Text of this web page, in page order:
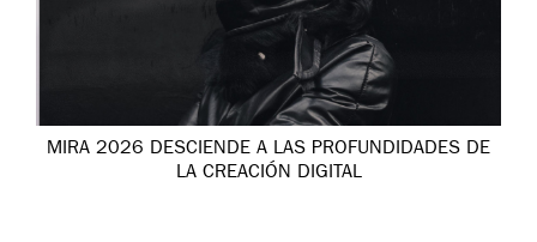
MIRA 2026 DESCIENDE A LAS PROFUNDIDADES DE
LA CREACIÓN DIGITAL